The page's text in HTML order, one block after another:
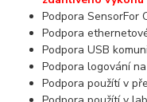
Podpora SensorFor
Podpora
Podpora USB
Podpora logování
Podpora použítí v